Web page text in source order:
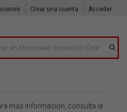
más información, consulta la
Crear una cuenta Acceder